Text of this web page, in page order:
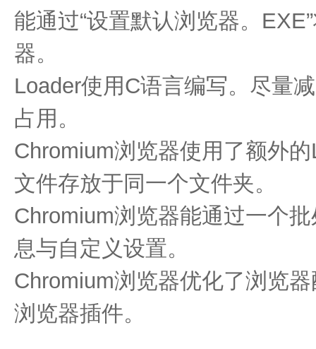
能通过“设置默认浏览器。
器。
Loader使用C语言编写。尽量
占用。
Chromium浏览器使用了额外
文件存放于同一个文件夹。
Chromium浏览器能通过一个
息与自定义设置。
Chromium浏览器优化了浏览
浏览器插件。